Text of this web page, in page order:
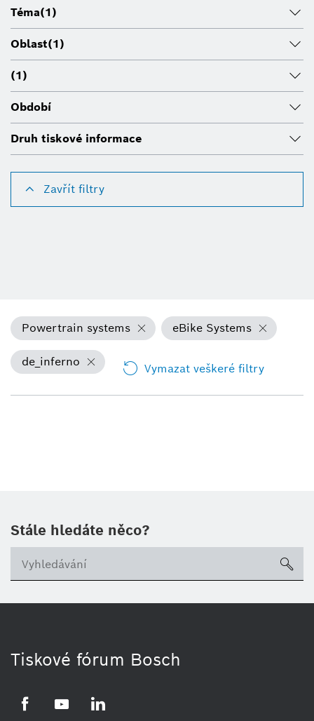
Téma(1)
Oblast(1)
(1)
Období
Druh tiskové informace
Zavřít filtry
Powertrain systems eBike Systems
de_inferno Vymazat veškeré filtry
Stále hledáte něco?
Tiskové fórum Bosch